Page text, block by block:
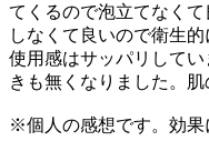
てくるので泡立てなく
しなくて良いので衛生的
使用感はサッパリして
きも無くなりました。
※個人の感想です。効果